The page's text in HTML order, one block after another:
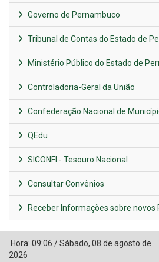
Governo de Pernambuco
Tribunal de Contas do Estado de
Ministério Público do Estado de
Controladoria-Geral da União
Confederação Nacional de
QEdu
SICONFI - Tesouro Nacional
Consultar Convênios
Receber Informações sobre novos
Hora: 09:06 /Sábado, 08 de agosto de
2026